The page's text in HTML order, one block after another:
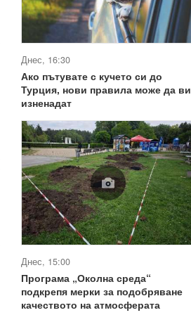
Днес, 16:30
Ако пътувате с кучето си до
Турция, нови правила може да ви
изненадат
Днес, 15:00
Програма „Околна среда“
подкрепя мерки за подобряване
качеството на атмосферата